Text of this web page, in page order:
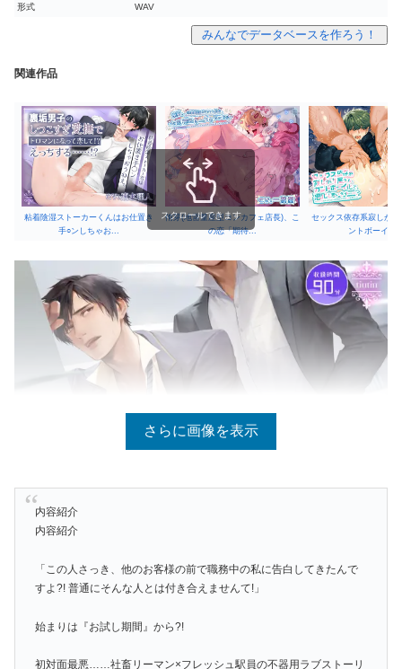
形式 WAV
みんなでデータベースを作ろう！
関連作品
粘着陰湿ストーカーくんはお仕置き
手○ンしちゃお...
侑芽(地雷量産型コンカフェ店長)、こ
の恋「期待...
セックス依存系寂しが
ントボーイ化
スクロールできます
さらに画像を表示
内容紹介
内容紹介
「この人さっき、他のお客様の前で職務中の私に告白してきたんで
すよ?! 普通にそんな人とは付き合えませんて!」
始まりは『お試し期間』から?!
初対面最悪……社畜リーマン×フレッシュ駅員の不器用ラブストーリ